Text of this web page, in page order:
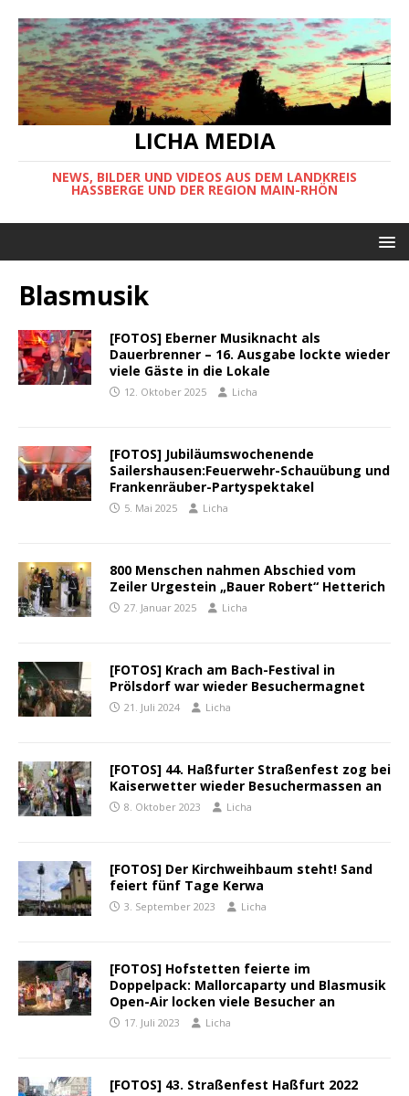
LICHA MEDIA
NEWS, BILDER UND VIDEOS AUS DEM LANDKREIS
HASSBERGE UND DER REGION MAIN-RHÖN
Blasmusik
[FOTOS] Eberner Musiknacht als
Dauerbrenner – 16. Ausgabe lockte wieder
viele Gäste in die Lokale
12. Oktober 2025 Licha
[FOTOS] Jubiläumswochenende
Sailershausen:Feuerwehr-Schauübung und
Frankenräuber-Partyspektakel
5. Mai 2025 Licha
800 Menschen nahmen Abschied vom
Zeiler Urgestein „Bauer Robert“ Hetterich
27. Januar 2025 Licha
[FOTOS] Krach am Bach-Festival in
Prölsdorf war wieder Besuchermagnet
21. Juli 2024 Licha
[FOTOS] 44. Haßfurter Straßenfest zog bei
Kaiserwetter wieder Besuchermassen an
8. Oktober 2023 Licha
[FOTOS] Der Kirchweihbaum steht! Sand
feiert fünf Tage Kerwa
3. September 2023 Licha
[FOTOS] Hofstetten feierte im
Doppelpack: Mallorcaparty und Blasmusik
Open-Air locken viele Besucher an
17. Juli 2023 Licha
[FOTOS] 43. Straßenfest Haßfurt 2022